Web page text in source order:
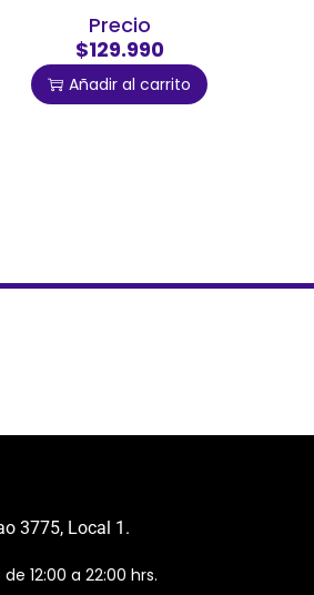
Precio
$129.990
Añadir al carrito
3775, Local 1.
12:00 a 22:00 hrs.